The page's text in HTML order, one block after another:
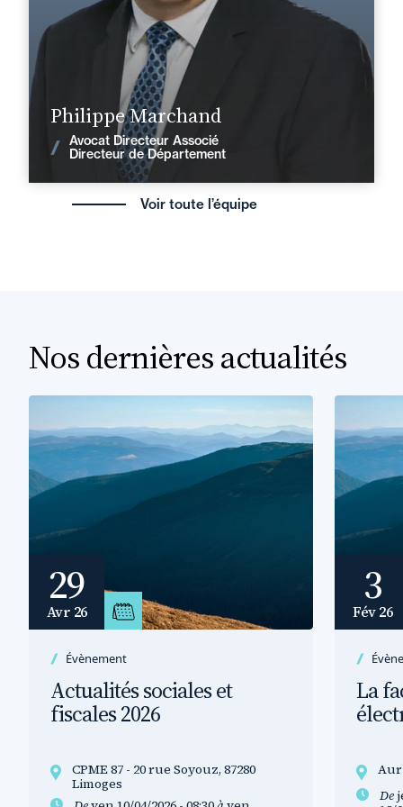
Philippe Marchand
Avocat Directeur Associé
Directeur de Département
philippe.marchand@fidal.com
Voir les actualités
Voir toute l’équipe
Nos dernières actualités
29
Avr 26
Évènement
Actualités sociales et
fiscales 2026
CPME 87 - 20 rue Soyouz, 87280
Limoges
3
Fév 26
La
De